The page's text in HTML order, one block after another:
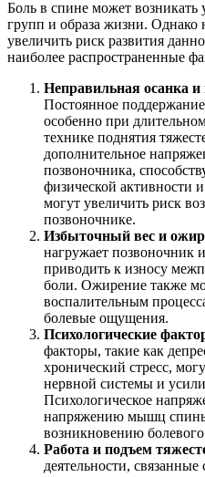
Боль в спине может
групп и образа жизни. Однако
увеличить риск развития
наиболее распространенные
Неправильная осанка
Постоянное
особенно при
технике поднятия
дополнительное
позвоночника,
физической активности
могут увеличить риск
позвоночнике.
Избыточный вес и
нагружает позвоночник
приводить к износу
боли. Ожирение также
воспалительным
болевые ощущения.
Психологические
факторы, такие как
хронический стресс,
нервной системы и
Психологическое
напряжению мышц спины
возникновению
Работа и подъем
деятельности,